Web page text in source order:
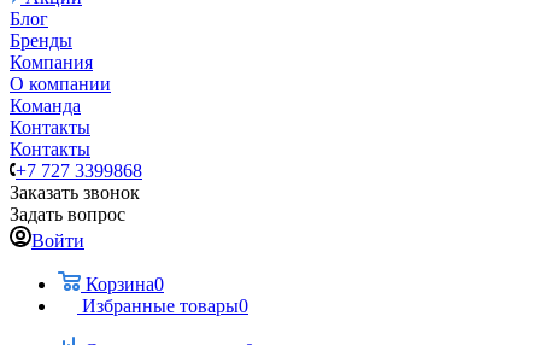
Блог
Бренды
Компания
О компании
Команда
Контакты
Контакты
+7 727 3399868
Заказать звонок
Задать вопрос
Войти
Корзина0
Избранные товары0